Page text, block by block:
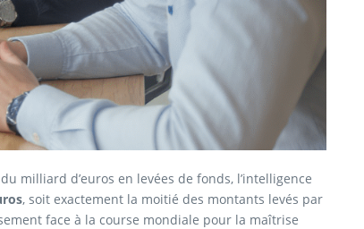
milliard d’euros en levées de fonds, l’intelligence
, soit exactement la moitié des montants levés par
face à la course mondiale pour la maîtrise